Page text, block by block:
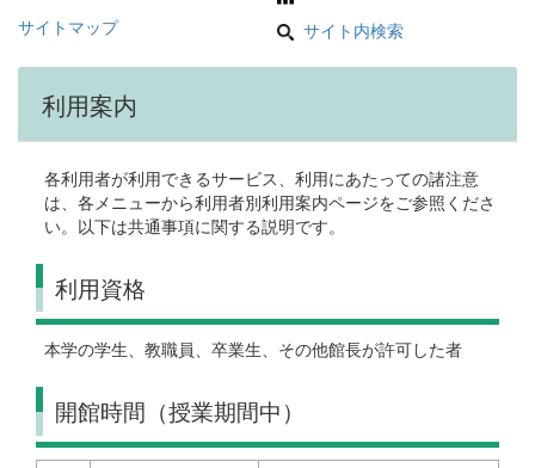
サイトマップ サイト内検索
利用案内
各利用者が利用できるサービス、利用にあたっての諸注意
は、各メニューから利用者別利用案内ページをご参照くださ
い。以下は共通事項に関する説明です。
利用資格
本学の学生、教職員、卒業生、その他館長が許可した者
開館時間（授業期間中）